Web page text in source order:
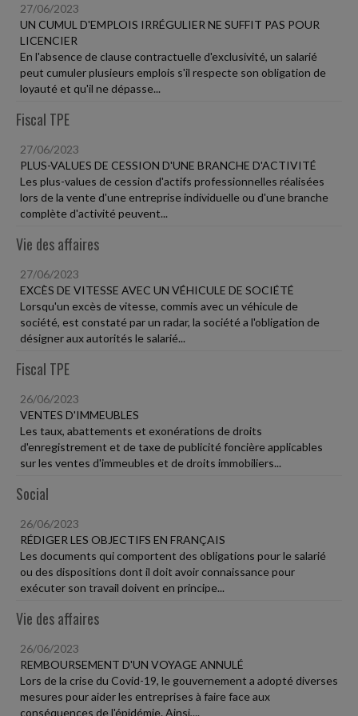
27/06/2023
UN CUMUL D'EMPLOIS IRRÉGULIER NE SUFFIT PAS POUR
LICENCIER
En l'absence de clause contractuelle d'exclusivité, un salarié
peut cumuler plusieurs emplois s'il respecte son obligation de
loyauté et qu'il ne dépasse...
Fiscal TPE
27/06/2023
PLUS-VALUES DE CESSION D'UNE BRANCHE D'ACTIVITÉ
Les plus-values de cession d'actifs professionnelles réalisées
lors de la vente d'une entreprise individuelle ou d'une branche
complète d'activité peuvent...
Vie des affaires
27/06/2023
EXCÈS DE VITESSE AVEC UN VÉHICULE DE SOCIÉTÉ
Lorsqu'un excès de vitesse, commis avec un véhicule de
société, est constaté par un radar, la société a l'obligation de
désigner aux autorités le salarié...
Fiscal TPE
26/06/2023
VENTES D'IMMEUBLES
Les taux, abattements et exonérations de droits
d'enregistrement et de taxe de publicité foncière applicables
sur les ventes d'immeubles et de droits immobiliers...
Social
26/06/2023
RÉDIGER LES OBJECTIFS EN FRANÇAIS
Les documents qui comportent des obligations pour le salarié
ou des dispositions dont il doit avoir connaissance pour
exécuter son travail doivent en principe...
Vie des affaires
26/06/2023
REMBOURSEMENT D'UN VOYAGE ANNULÉ
Lors de la crise du Covid-19, le gouvernement a adopté diverses
mesures pour aider les entreprises à faire face aux
conséquences de l'épidémie. Ainsi,...